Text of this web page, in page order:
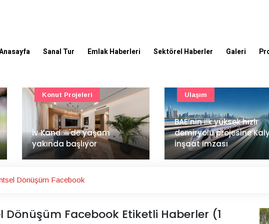
Sanal Tur Emlak Haberleri Sektörel Haberler Galeri
BAE’nin ilk yüksek hızlı
demiryolu projesine Kalyon
İnşaat imzası
Ulaşım
Mimarlık ve mühendislik
projeleri e-PYS ile dijital
ortama taşınacak
Güncel
Dönüşüm Facebook
Dönüşüm Facebook Etiketli Haberler (1